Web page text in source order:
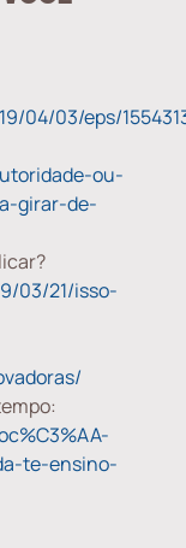
04/03/eps/
ou-
girar-de-
03/21/isso-
te-ensino-